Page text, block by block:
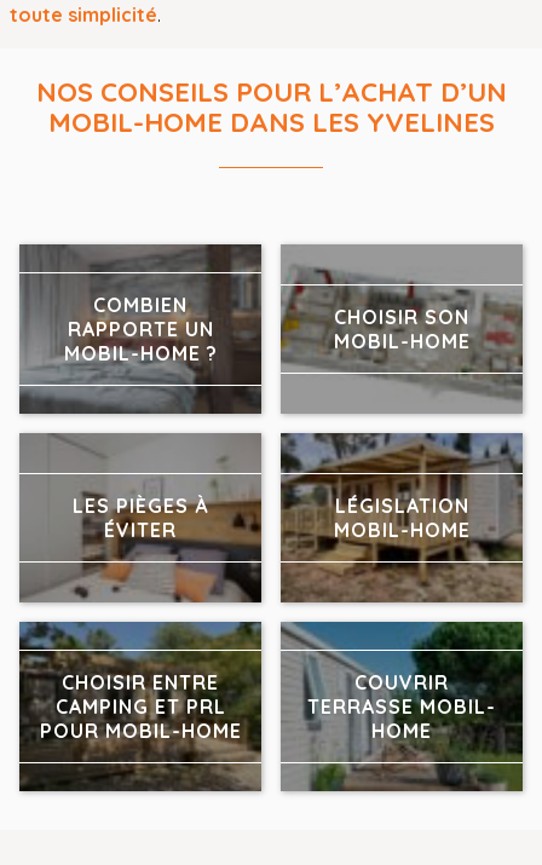
toute simplicité.
NOS CONSEILS POUR L’ACHAT D’UN
MOBIL-HOME DANS LES YVELINES
COMBIEN
RAPPORTE UN
MOBIL-HOME ?
CHOISIR SON
MOBIL-HOME
LES PIÈGES À
ÉVITER
LÉGISLATION
MOBIL-HOME
CHOISIR ENTRE
CAMPING ET PRL
POUR MOBIL-HOME
COUVRIR
TERRASSE MOBIL-
HOME